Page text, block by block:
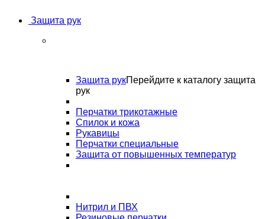
Защита рук
Защита рукПерейдите к каталогу защита
рук
Перчатки трикотажные
Спилок и кожа
Рукавицы
Перчатки специальные
Защита от повышенных температур
Нитрил и ПВХ